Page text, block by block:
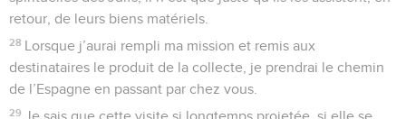
retour, de leurs biens matériels.
28 Lorsque j’aurai rempli ma mission et remis aux
destinataires le produit de la collecte, je prendrai le chemin
de l’Espagne en passant par chez vous.
29 Je sais que cette visite si longtemps projetée, si elle se